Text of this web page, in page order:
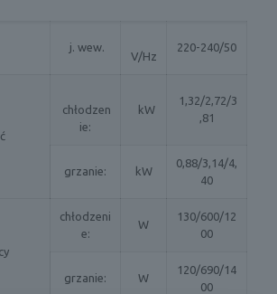
j. wew.
V/Hz
220-240/50
chłodzen
ie:
kW
1,32/2,72/3
,81
grzanie: kW
0,88/3,14/4,
40
chłodzeni
e:
W
130/600/12
00
grzanie: W
120/690/14
00